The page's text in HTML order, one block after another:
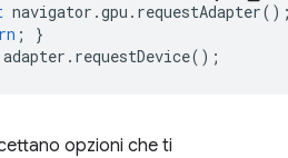
navigator .gpu . requestAdapter
;
}
adapter . requestDevice();
opzioni che ti